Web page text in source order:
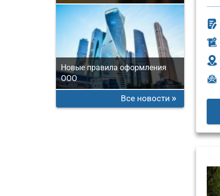
Новые правила оформления
ООО
Все новости